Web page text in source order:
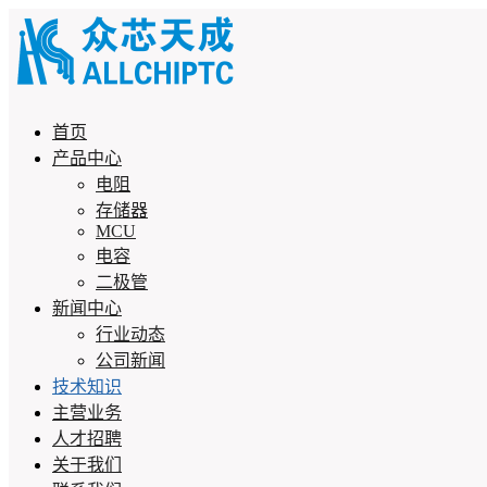
首页
产品中心
电阻
存储器
MCU
电容
二极管
新闻中心
行业动态
公司新闻
技术知识
主营业务
人才招聘
关于我们